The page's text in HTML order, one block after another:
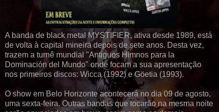
A banda de black metal MYSTIFIER, ativa desde 1989, está
de volta à capital mineira depois de sete anos. Desta vez,
trazem a turnê mundial "Antiguos Himnos para la
Dominación del Mundo" onde focam a sua apresentação
nos primeiros discos: Wicca (1992) e Göetia (1993).
O show em Belo Horizonte acontecerá no dia 09 de agosto,
uma sexta-feira. Outras bandas que tocarão na mesma noite